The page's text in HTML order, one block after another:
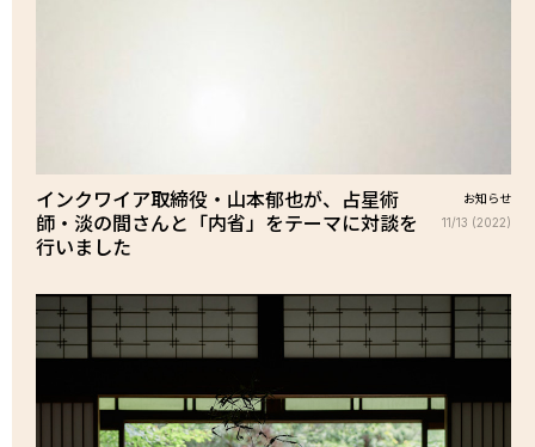
インクワイア取締役・山本郁也が、占星術
師・淡の間さんと「内省」をテーマに対談を
行いました
お知らせ
11/13 (2022)